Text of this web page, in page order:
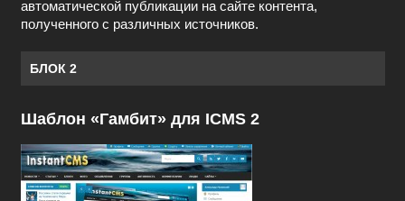
автоматической публикации на сайте контента,
полученного с различных источников.
БЛОК 2
Шаблон «Гамбит» для ICMS 2